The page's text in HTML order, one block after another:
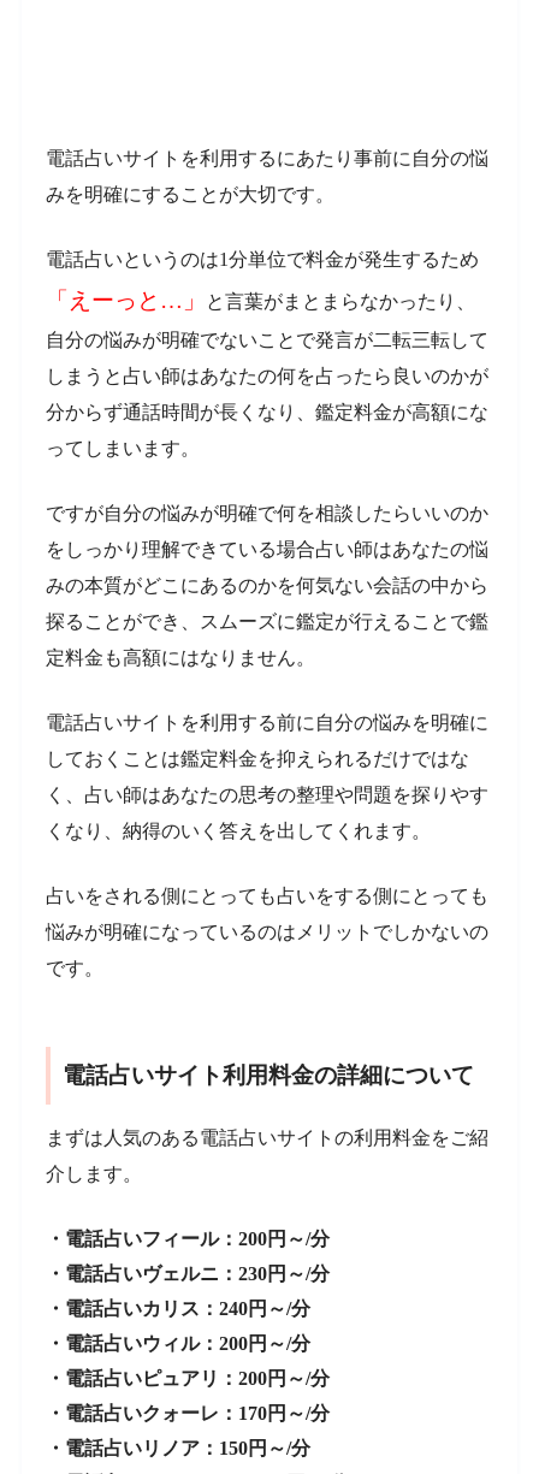
電話占いサイトを利用するにあたり事前に自分の悩
みを明確にすることが大切です。
電話占いというのは1分単位で料金が発生するため
「えーっと…」
と言葉がまとまらなかったり、
自分の悩みが明確でないことで発言が二転三転して
しまうと占い師はあなたの何を占ったら良いのかが
分からず通話時間が長くなり、鑑定料金が高額にな
ってしまいます。
ですが自分の悩みが明確で何を相談したらいいのか
をしっかり理解できている場合占い師はあなたの悩
みの本質がどこにあるのかを何気ない会話の中から
探ることができ、スムーズに鑑定が行えることで鑑
定料金も高額にはなりません。
電話占いサイトを利用する前に自分の悩みを明確に
しておくことは鑑定料金を抑えられるだけではな
く、占い師はあなたの思考の整理や問題を探りやす
くなり、納得のいく答えを出してくれます。
占いをされる側にとっても占いをする側にとっても
悩みが明確になっているのはメリットでしかないの
です。
電話占いサイト利用料金の詳細について
まずは人気のある電話占いサイトの利用料金をご紹
介します。
・電話占いフィール：200円～/分
・電話占いヴェルニ：230円～/分
・電話占いカリス：240円～/分
・電話占いウィル：200円～/分
・電話占いピュアリ：200円～/分
・電話占いクォーレ：170円～/分
・電話占いリノア：150円～/分